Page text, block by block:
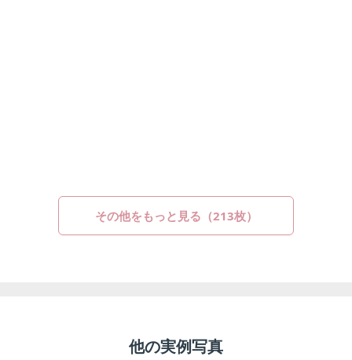
その他をもっと見る（213枚）
他の実例写真